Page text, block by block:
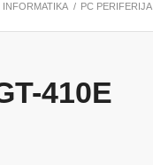
INFORMATIKA / PC PERIFERIJA
410E